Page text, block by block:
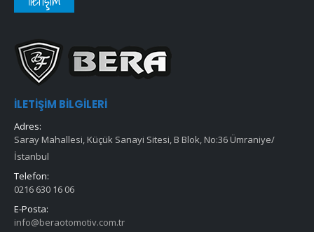
İLETIŞIM BILGILERI
Adres:
Saray Mahallesi, Küçük Sanayi Sitesi, B Blok, No:36 Ümraniye/
İstanbul
Telefon:
0216 630 16 06
E-Posta:
info@beraotomotiv.com.tr